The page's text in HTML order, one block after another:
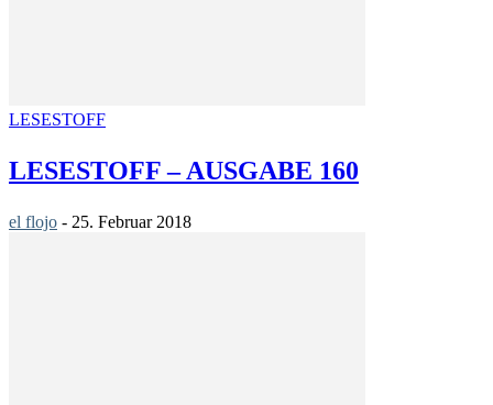
LESESTOFF
LESESTOFF – AUSGABE 160
el flojo - 25. Februar 2018